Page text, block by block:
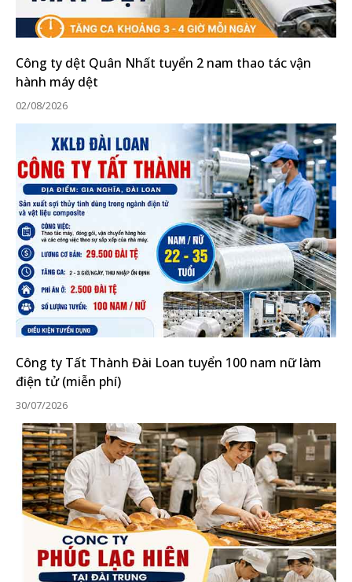
Công ty dệt Quân Nhất tuyển 2 nam thao tác vận
hành máy dệt
02/08/2026
Công ty Tất Thành Đài Loan tuyển 100 nam nữ làm
điện tử (miễn phí)
30/07/2026